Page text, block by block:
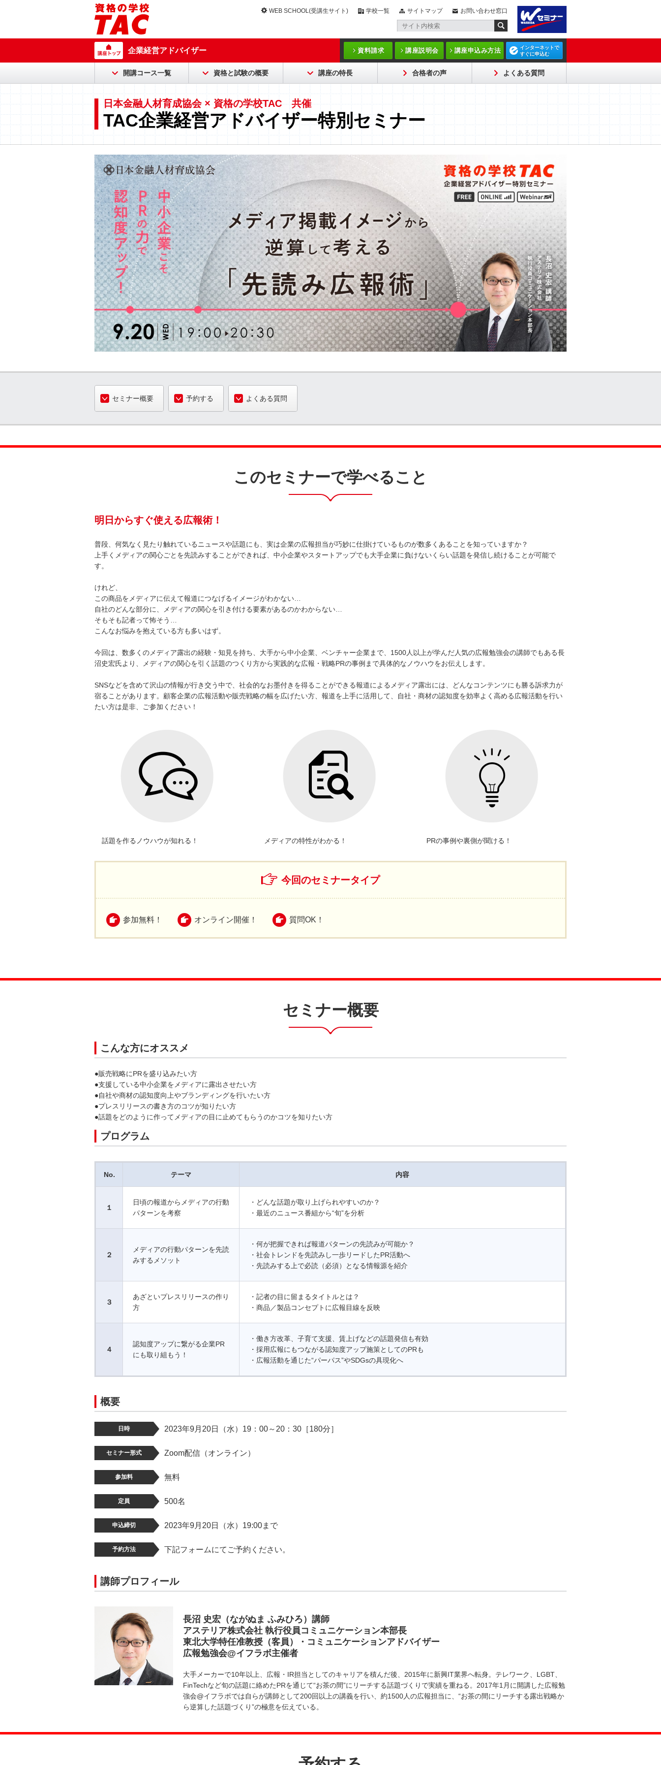
WEB SCHOOL(受講生サイト) 学校一覧 サイトマップ お問い合わせ窓口
企業経営アドバイザー 資料請求 講座説明会 講座申込み方法
インターネットで
すぐに申込む
開講コース一覧 資格と試験の概要 講座の特長 合格者の声 よくある質問
日本金融人材育成協会 × 資格の学校TAC 共催
TAC企業経営アドバイザー特別セミナー
セミナー概要 予約する よくある質問
このセミナーで学べること
明日からすぐ使える広報術！
普段、何気なく見たり触れているニュースや話題にも、実は企業の広報担当が巧妙に仕掛けているものが数多くあることを知っていますか？
上手くメディアの関心ごとを先読みすることができれば、中小企業やスタートアップでも大手企業に負けないくらい話題を発信し続けることが可能で
す。
けれど、
この商品をメディアに伝えて報道につなげるイメージがわかない…
自社のどんな部分に、メディアの関心を引き付ける要素があるのかわからない…
そもそも記者って怖そう…
こんなお悩みを抱えている方も多いはず。
今回は、数多くのメディア露出の経験・知見を持ち、大手から中小企業、ベンチャー企業まで、1500人以上が学んだ人気の広報勉強会の講師でもある長
沼史宏氏より、メディアの関心を引く話題のつくり方から実践的な広報・戦略PRの事例まで具体的なノウハウをお伝えします。
SNSなどを含めて沢山の情報が行き交う中で、社会的なお墨付きを得ることができる報道によるメディア露出には、どんなコンテンツにも勝る訴求力が
宿ることがあります。顧客企業の広報活動や販売戦略の幅を広げたい方、報道を上手に活用して、自社・商材の認知度を効率よく高める広報活動を行い
たい方は是非、ご参加ください！
話題を作るノウハウが知れる！ メディアの特性がわかる！ PRの事例や裏側が聞ける！
今回のセミナータイプ
参加無料！ オンライン開催！ 質問OK！
セミナー概要
こんな方にオススメ
●販売戦略にPRを盛り込みたい方
●支援している中小企業をメディアに露出させたい方
●自社や商材の認知度向上やブランディングを行いたい方
●プレスリリースの書き方のコツが知りたい方
●話題をどのように作ってメディアの目に止めてもらうのかコツを知りたい方
プログラム
No. テーマ 内容
１
日頃の報道からメディアの行動
パターンを考察
・どんな話題が取り上げられやすいのか？
・最近のニュース番組から“旬”を分析
２
メディアの行動パターンを先読
みするメソット
・何が把握できれば報道パターンの先読みが可能か？
・社会トレンドを先読みし一歩リードしたPR活動へ
・先読みする上で必読（必須）となる情報源を紹介
３
あざといプレスリリースの作り
方
・記者の目に留まるタイトルとは？
・商品／製品コンセプトに広報目線を反映
４
認知度アップに繋がる企業PR
にも取り組もう！
・働き方改革、子育て支援、賃上げなどの話題発信も有効
・採用広報にもつながる認知度アップ施策としてのPRも
・広報活動を通じた“パーパス”やSDGsの具現化へ
概要
日時 2023年9月20日（水）19：00～20：30［180分］
セミナー形式 Zoom配信（オンライン）
参加料 無料
定員 500名
申込締切 2023年9月20日（水）19:00まで
予約方法 下記フォームにてご予約ください。
講師プロフィール
長沼 史宏（ながぬま ふみひろ）講師
アステリア株式会社 執行役員コミュニケーション本部長
東北大学特任准教授（客員）・コミュニケーションアドバイザー
広報勉強会@イフラボ主催者
大手メーカーで10年以上、広報・IR担当としてのキャリアを積んだ後、2015年に新興IT業界へ転身。テレワーク、LGBT、
FinTechなど旬の話題に絡めたPRを通じて“お茶の間”にリーチする話題づくりで実績を重ねる。2017年1月に開講した広報勉
強会@イフラボでは自らが講師として200回以上の講義を行い、約1500人の広報担当に、“お茶の間にリーチする露出戦略か
ら逆算した話題づくり”の極意を伝えている。